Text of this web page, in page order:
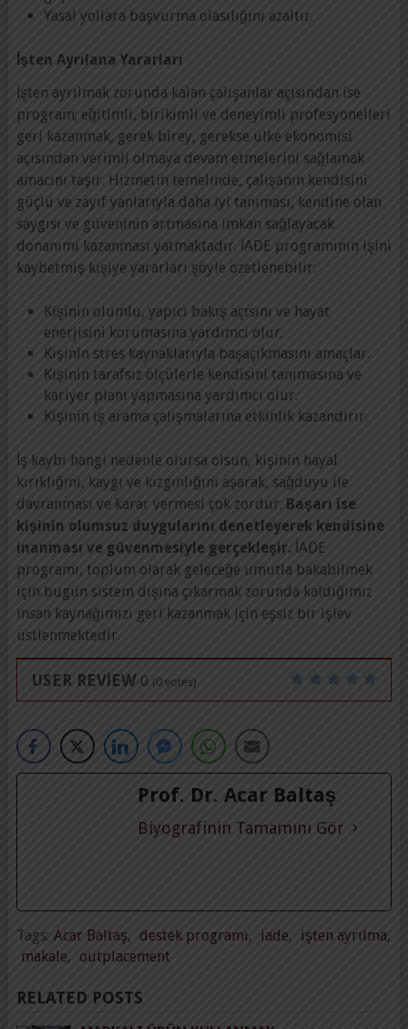
Yasal yollara başvurma olasılığını azaltır.
İşten Ayrılana Yararları
İşten ayrılmak zorunda kalan çalışanlar açısından ise
program; eğitimli, birikimli ve deneyimli profesyonelleri
geri kazanmak, gerek birey, gerekse ülke ekonomisi
açısından verimli olmaya devam etmelerini sağlamak
amacını taşır. Hizmetin temelinde, çalışanın kendisini
güçlü ve zayıf yanlarıyla daha iyi tanıması, kendine olan
saygısı ve güveninin artmasına imkan sağlayacak
donanımı kazanması yatmaktadır. İADE programının işini
kaybetmiş kişiye yararları şöyle özetlenebilir:
Kişinin olumlu, yapıcı bakış açısını ve hayat
enerjisini korumasına yardımcı olur.
Kişinin stres kaynaklarıyla başaçıkmasını amaçlar.
Kişinin tarafsız ölçülerle kendisini tanımasına ve
kariyer planı yapmasına yardımcı olur.
Kişinin iş arama çalışmalarına etkinlik kazandırır.
İş kaybı hangi nedenle olursa olsun, kişinin hayal
kırıklığını, kaygı ve kızgınlığını aşarak, sağduyu ile
davranması ve karar vermesi çok zordur. Başarı ise
kişinin olumsuz duygularını denetleyerek kendisine
inanması ve güvenmesiyle gerçekleşir. İADE
programı, toplum olarak geleceğe umutla bakabilmek
için bugün sistem dışına çıkarmak zorunda kaldığımız
insan kaynağımızı geri kazanmak için eşsiz bir işlev
üstlenmektedir.
USER REVIEW 0 ( 0votes)
Prof. Dr. Acar Baltaş
Biyografinin Tamamını Gör
Tags: Acar Baltaş, destek programı, iade, işten ayrılma,
makale, outplacement
RELATED POSTS